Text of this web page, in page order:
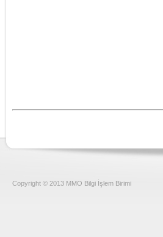
Copyright © 2013 MMO Bilgi İşlem Birimi